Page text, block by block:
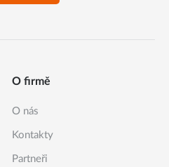
O firmě
O nás
Kontakty
Partneři